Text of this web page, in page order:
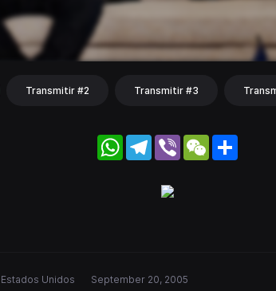
Transmitir #2 Transmitir #3
WhatsApp
Telegram
Viber WeChat
Estados Unidos September 20, 2005